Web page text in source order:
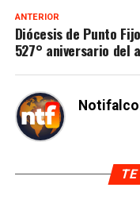
ANTERIOR
Diócesis de Punto
527° aniversario del